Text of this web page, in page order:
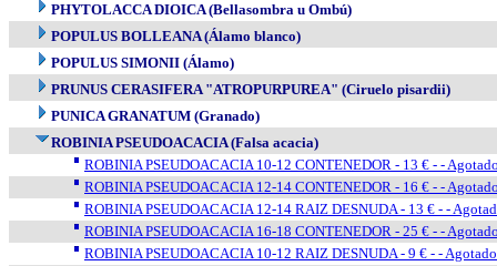
PHYTOLACCA DIOICA (Bellasombra u Ombú)
POPULUS BOLLEANA (Álamo blanco)
POPULUS SIMONII (Álamo)
PRUNUS CERASIFERA "ATROPURPUREA" (Ciruelo pisardii)
PUNICA GRANATUM (Granado)
ROBINIA PSEUDOACACIA (Falsa acacia)
ROBINIA PSEUDOACACIA 10-12 CONTENEDOR - 13 € - -
ROBINIA PSEUDOACACIA 12-14 CONTENEDOR - 16 € - -
ROBINIA PSEUDOACACIA 12-14 RAIZ DESNUDA - 13 € - -
ROBINIA PSEUDOACACIA 16-18 CONTENEDOR - 25 € - -
ROBINIA PSEUDOACACIA 10-12 RAIZ DESNUDA - 9 € - - Agotado